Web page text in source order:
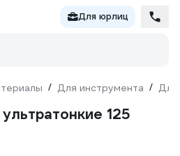
Для юрлиц
/ Для инструмента / Для
125